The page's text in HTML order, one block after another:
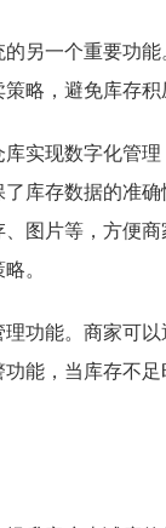
另一个重要功
略，避免库存积
实现数字化管
库存数据的准
图片等，方便
。
功能。商家可
能，当库存不